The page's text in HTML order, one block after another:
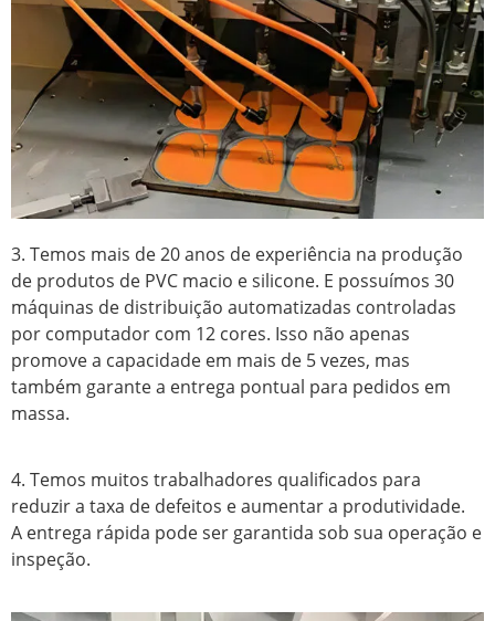
3. Temos mais de 20 anos de experiência na produção
de produtos de PVC macio e silicone. E possuímos 30
máquinas de distribuição automatizadas controladas
por computador com 12 cores. Isso não apenas
promove a capacidade em mais de 5 vezes, mas
também garante a entrega pontual para pedidos em
massa.
4. Temos muitos trabalhadores qualificados para
reduzir a taxa de defeitos e aumentar a produtividade.
A entrega rápida pode ser garantida sob sua operação e
inspeção.